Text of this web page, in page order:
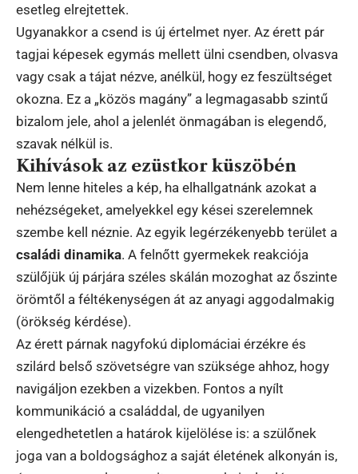
esetleg elrejtettek.
Ugyanakkor a csend is új értelmet nyer. Az érett pár
tagjai képesek egymás mellett ülni csendben, olvasva
vagy csak a tájat nézve, anélkül, hogy ez feszültséget
okozna. Ez a „közös magány” a legmagasabb szintű
bizalom jele, ahol a jelenlét önmagában is elegendő,
szavak nélkül is.
Kihívások az ezüstkor küszöbén
Nem lenne hiteles a kép, ha elhallgatnánk azokat a
nehézségeket, amelyekkel egy kései szerelemnek
szembe kell néznie. Az egyik legérzékenyebb terület a
családi dinamika. A felnőtt gyermekek reakciója
szülőjük új párjára széles skálán mozoghat az őszinte
örömtől a féltékenységen át az anyagi aggodalmakig
(örökség kérdése).
Az érett párnak nagyfokú diplomáciai érzékre és
szilárd belső szövetségre van szüksége ahhoz, hogy
navigáljon ezekben a vizekben. Fontos a nyílt
kommunikáció a családdal, de ugyanilyen
elengedhetetlen a határok kijelölése is: a szülőnek
joga van a boldogsághoz a saját életének alkonyán is,